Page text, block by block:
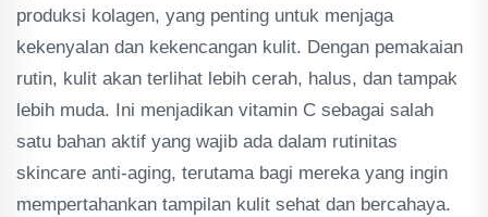
produksi kolagen, yang penting untuk menjaga
kekenyalan dan kekencangan kulit. Dengan pemakaian
rutin, kulit akan terlihat lebih cerah, halus, dan tampak
lebih muda. Ini menjadikan vitamin C sebagai salah
satu bahan aktif yang wajib ada dalam rutinitas
skincare anti-aging, terutama bagi mereka yang ingin
mempertahankan tampilan kulit sehat dan bercahaya.